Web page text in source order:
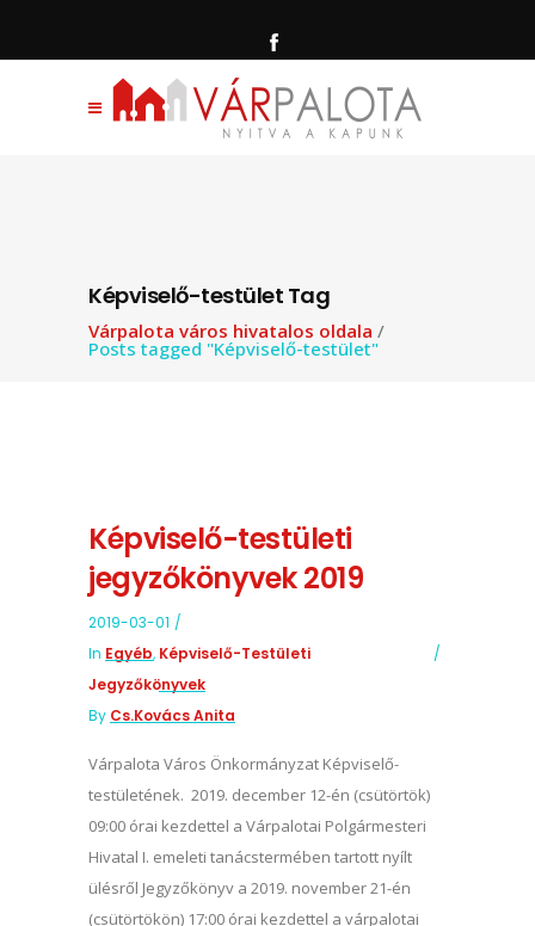
Képviselő-testület Tag
Várpalota város hivatalos oldala /
Posts tagged "Képviselő-testület"
Képviselő-testületi
jegyzőkönyvek 2019
2019-03-01
In Egyéb, Képviselő-Testületi
Jegyzőkönyvek
By Cs.Kovács Anita
Várpalota Város Önkormányzat Képviselő-
testületének. 2019. december 12-én (csütörtök)
09:00 órai kezdettel a Várpalotai Polgármesteri
Hivatal I. emeleti tanácstermében tartott nyílt
ülésről Jegyzőkönyv a 2019. november 21-én
(csütörtökön) 17:00 órai kezdettel a várpalotai